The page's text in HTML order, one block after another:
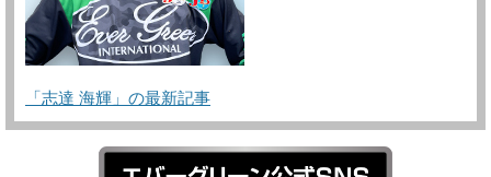
「志達 海輝」の最新記事